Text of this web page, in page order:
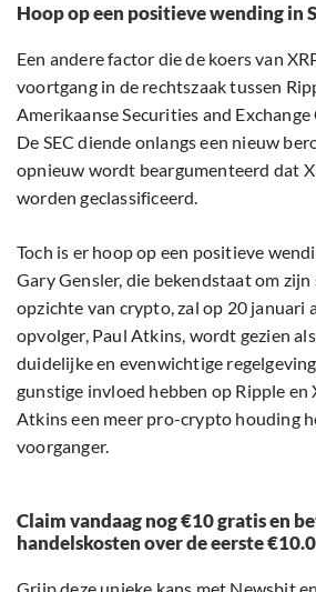
Hoop op een positieve wending in
Een andere factor die de koers van
voortgang in de rechtszaak tussen
Amerikaanse Securities and Exchange
De SEC diende onlangs een nieuw
opnieuw wordt beargumenteerd dat
worden geclassificeerd.
Toch is er hoop op een positieve
Gary Gensler, die bekendstaat om
opzichte van crypto, zal op 20 januari
opvolger, Paul Atkins, wordt gezien
duidelijke en evenwichtige
gunstige invloed hebben op Ripple en
Atkins een meer pro-crypto houding
voorganger.
Claim vandaag nog €10 gratis en
handelskosten over de eerste